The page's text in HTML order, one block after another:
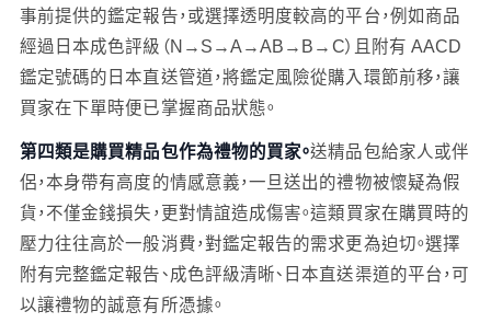
事前提供的鑑定報告，或選擇透明度較高的平台，例如商品
經過日本成色評級（N→S→A→AB→B→C）且附有 AACD
鑑定號碼的日本直送管道，將鑑定風險從購入環節前移，讓
買家在下單時便已掌握商品狀態。
第四類是購買精品包作為禮物的買家。送精品包給家人或伴
侶，本身帶有高度的情感意義，一旦送出的禮物被懷疑為假
貨，不僅金錢損失，更對情誼造成傷害。這類買家在購買時的
壓力往往高於一般消費，對鑑定報告的需求更為迫切。選擇
附有完整鑑定報告、成色評級清晰、日本直送渠道的平台，可
以讓禮物的誠意有所憑據。